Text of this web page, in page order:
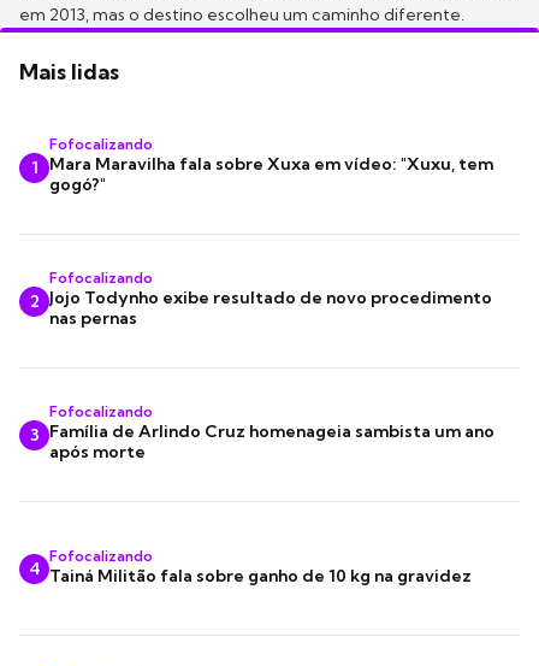
em 2013, mas o destino escolheu um caminho diferente.
Mais lidas
1
Fofocalizando
Mara Maravilha fala sobre Xuxa em vídeo: "Xuxu, tem
gogó?"
2
Fofocalizando
Jojo Todynho exibe resultado de novo procedimento
nas pernas
3
Fofocalizando
Família de Arlindo Cruz homenageia sambista um ano
após morte
4
Fofocalizando
Tainá Militão fala sobre ganho de 10 kg na gravidez